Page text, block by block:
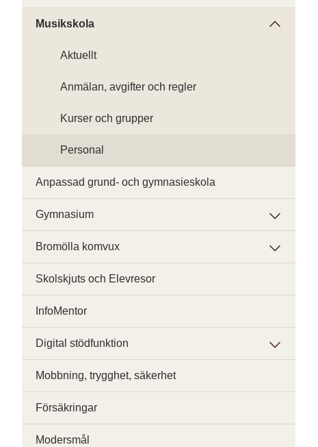
Musikskola
Aktuellt
Anmälan, avgifter och regler
Kurser och grupper
Personal
Anpassad grund- och gymnasieskola
Gymnasium
Bromölla komvux
Skolskjuts och Elevresor
InfoMentor
Digital stödfunktion
Mobbning, trygghet, säkerhet
Försäkringar
Modersmål